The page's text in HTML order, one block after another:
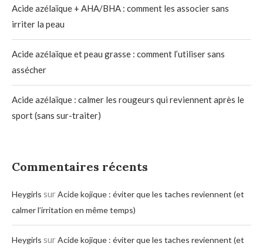
Acide azélaïque + AHA/BHA : comment les associer sans
irriter la peau
Acide azélaïque et peau grasse : comment l’utiliser sans
assécher
Acide azélaïque : calmer les rougeurs qui reviennent après le
sport (sans sur-traiter)
Commentaires récents
Heygirls surAcide kojique : éviter que les taches reviennent (et
calmer l’irritation en même temps)
Heygirls surAcide kojique : éviter que les taches reviennent (et